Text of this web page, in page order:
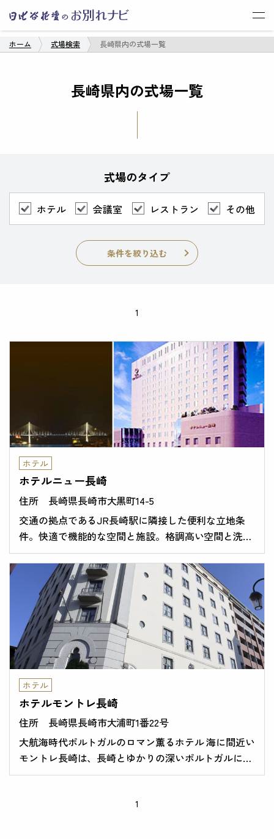
ホーム 式場検索 長崎県内の式場一覧
長崎県内の式場一覧
式場のタイプ
ホテル 会議室 レストラン その他
条件を絞り込む
1
ホテル
ホテルニュー長崎
長崎県長崎市大黒町14-5
交通の拠点であるJR長崎駅に隣接した便利な立地条
件。快適で機能的な空間と施設。格調高い空間と洗練
されたホスピタリティーでお客様をお迎え致します。
ホテル
ホテルモントレ長崎
長崎県長崎市大浦町1番22号
大航海時代ポルトガルのロマン薫るホテル 海に間近い
モントレ長崎は、長崎とゆかりの深いポルトガルにま
つわる旅情に溢れるホテルです。輝く太陽のもと中世
こさせるロマンチックな旅のひとときをお約束いたし
1